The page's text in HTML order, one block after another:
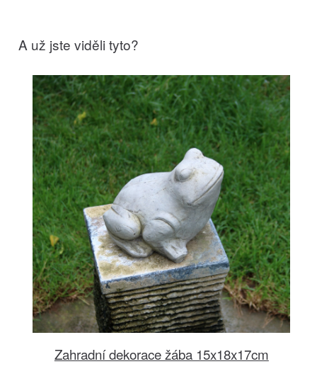
A už jste viděli tyto?
Zahradní dekorace žába 15x18x17cm